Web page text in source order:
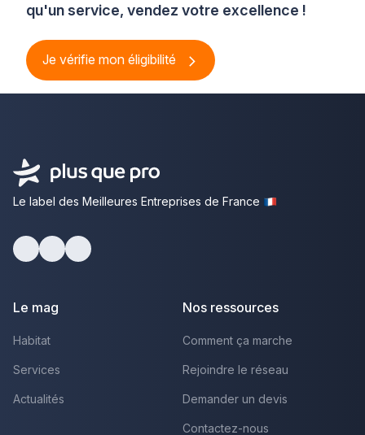
qu'un service, vendez votre excellence !
Je vérifie mon éligibilité
Le label des Meilleures Entreprises de France
Le mag
Habitat
Services
Actualités
Nos ressources
Comment ça marche
Rejoindre le réseau
Demander un devis
Contactez-nous